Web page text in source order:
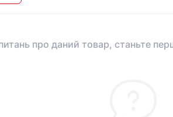
про даний товар, станьте